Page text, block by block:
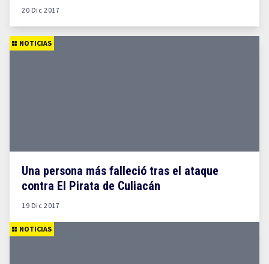
20 Dic 2017
NOTICIAS
Una persona más falleció tras el ataque
contra El Pirata de Culiacán
19 Dic 2017
NOTICIAS